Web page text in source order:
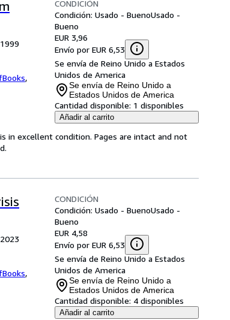
,
CONDICIÓN
Condición: Usado - BuenoUsado -
Bueno
EUR 3,96
Envío por EUR 6,53
Se envía de Reino Unido a Estados
Unidos de America
Se envía de Reino Unido a
Estados Unidos de America
Cantidad disponible: 1 disponibles
Añadir al carrito
in excellent condition. Pages are intact and not
,
CONDICIÓN
Condición: Usado - BuenoUsado -
Bueno
EUR 4,58
Envío por EUR 6,53
Se envía de Reino Unido a Estados
Unidos de America
Se envía de Reino Unido a
Estados Unidos de America
Cantidad disponible: 4 disponibles
Añadir al carrito